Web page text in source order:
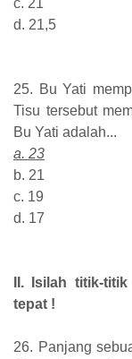
d. 21,5
25. Bu Yati
Tisu tersebut
Bu Yati adalah...
a. 23
b. 21
c. 19
d. 17
II. Isilah titik-
tepat !
26. Panjang